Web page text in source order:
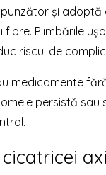
și adoptă
Plimbările
riscul de
medicamente
persistă sau